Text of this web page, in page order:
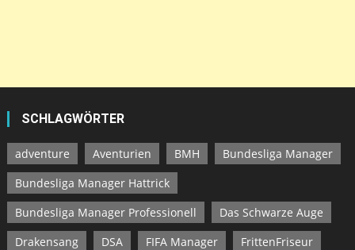
SCHLAGWÖRTER
adventure Aventurien BMH
Bundesliga Manager
Bundesliga Manager Hattrick
Bundesliga Manager Professionell
Das Schwarze Auge
Drakensang
DSA FIFA Manager
FrittenFriseur